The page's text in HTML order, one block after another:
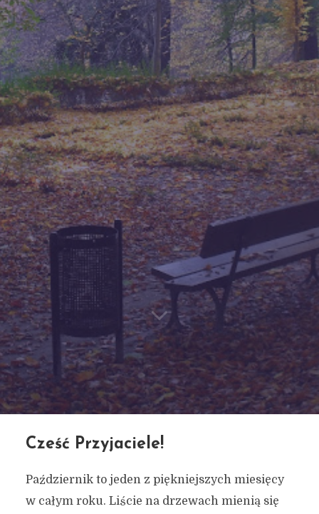
Cześć Przyjaciele!
Październik to jeden z piękniejszych miesięcy
w całym roku. Liście na drzewach mienią się